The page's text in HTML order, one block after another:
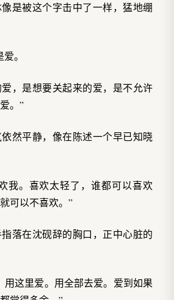
是被这个字击中了一样，猛地绷
。
，是想要关起来的爱，是不允许
。”
然平静，像在陈述一个早已知晓
我。喜欢太轻了，谁都可以喜欢
可以不喜欢。”
落在沈砚辞的胸口，正中心脏的
用这里爱。用全部去爱。爱到如果